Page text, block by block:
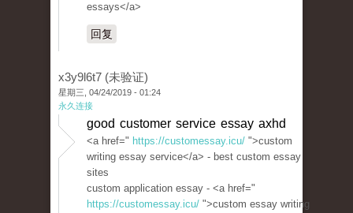
essays</a>
回复
x3y9l6t7 (未验证)
星期三, 04/24/2019 - 01:24
永久连接
good customer service essay axhd
<a href=" https://customessay.icu/ ">custom
writing essay service</a> - best custom essay
sites
custom application essay - <a href="
https://customessay.icu/ ">custom essay writing